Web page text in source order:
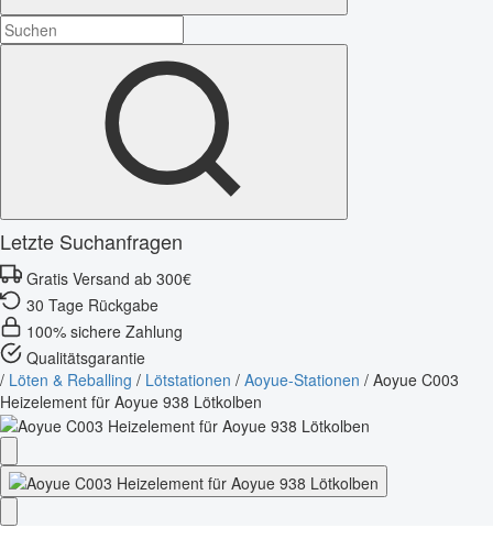
Letzte Suchanfragen
Gratis Versand ab 300€
30 Tage Rückgabe
100% sichere Zahlung
Qualitätsgarantie
/ Löten & Reballing / Lötstationen / Aoyue-Stationen / Aoyue C003
Heizelement für Aoyue 938 Lötkolben